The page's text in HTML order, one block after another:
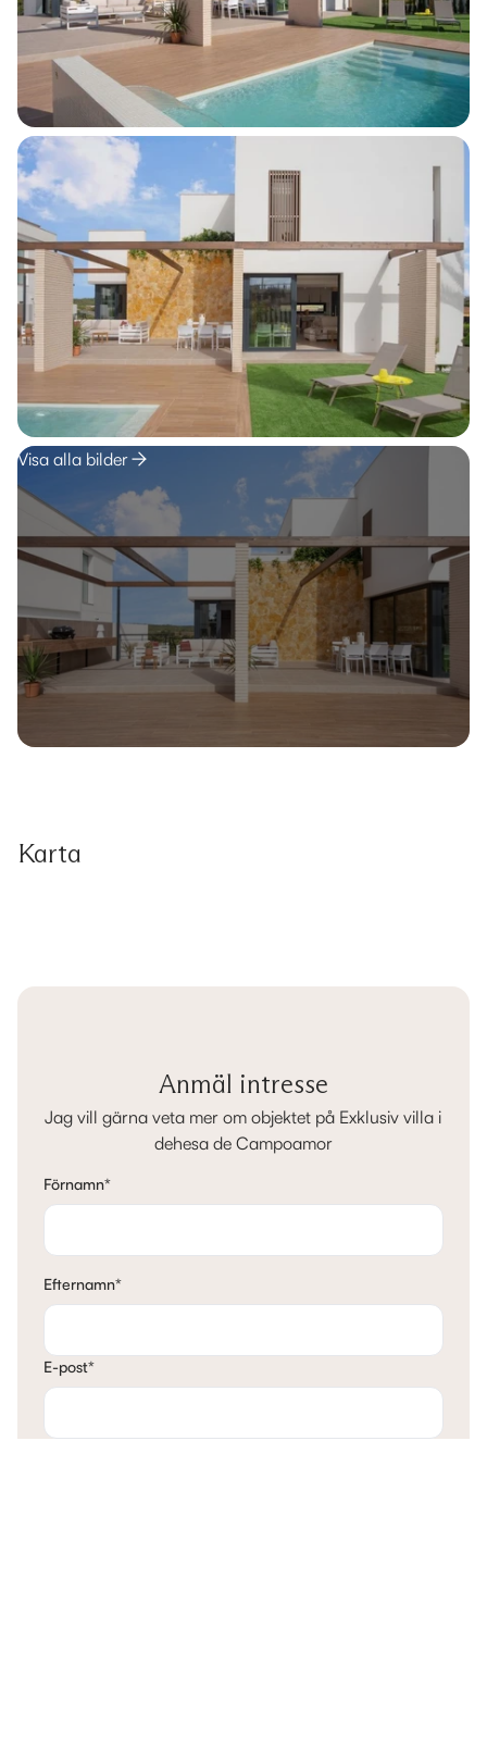
Visa alla bilder
Karta
Anmäl intresse
Jag vill gärna veta mer om objektet på Exklusiv villa i
dehesa de Campoamor
Förnamn*
Efternamn*
E-post*